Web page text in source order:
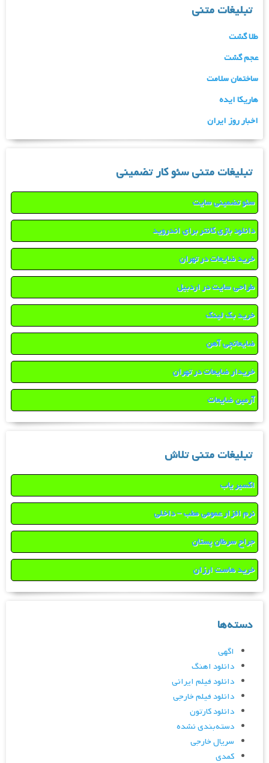
تبلیغات متنی
طلا گشت
عجم گشت
ساختمان سلامت
هاریکا ایده
اخبار روز ایران
تبلیغات متنی سئو کار تضمینی
سئو تضمینی سایت
دانلود بازی کانتر برای اندروید
خرید ضایعات در تهران
طراحی سایت در اردبیل
خرید بک لینک
ضایعاتچی آهن
خریدار ضایعات در تهران
آرمین ضایعات
تبلیغات متنی تلاش
اکسیر یاب
نرم افزار عمومی مطب – داخلی
جراح سرطان پستان
خرید هاست ارزان
دسته‌ها
اگهی
دانلود اهنگ
دانلود فیلم ایرانی
دانلود فیلم خارجی
دانلود کارتون
دسته‌بندی نشده
سریال خارجی
کمدی